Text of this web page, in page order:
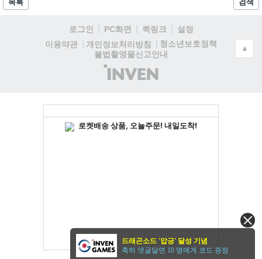
목록 검색
로그인 PC화면 퀵링크
설정
이용약관
개인정보처리방침
청소년보호정책
불법촬영물신고안내
(주)
인
▲
드래곤소드 '압긍' 달성 기념
축하 댓글달면 10 명에게 코드 증정